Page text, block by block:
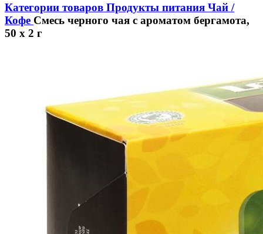
Категории товаров Продукты питания Чай /
Кофе Смесь черного чая с ароматом бергамота,
50 x 2 г